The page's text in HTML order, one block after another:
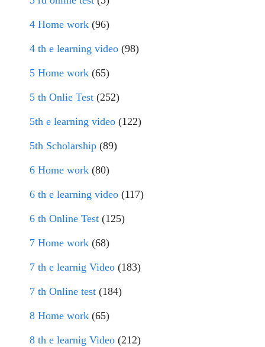
4 Home work (96)
4 th e learning video (98)
5 Home work (65)
5 th Onlie Test (252)
5th e learning video (122)
5th Scholarship (89)
6 Home work (80)
6 th e learning video (117)
6 th Online Test (125)
7 Home work (68)
7 th e learnig Video (183)
7 th Online test (184)
8 Home work (65)
8 th e learnig Video (212)